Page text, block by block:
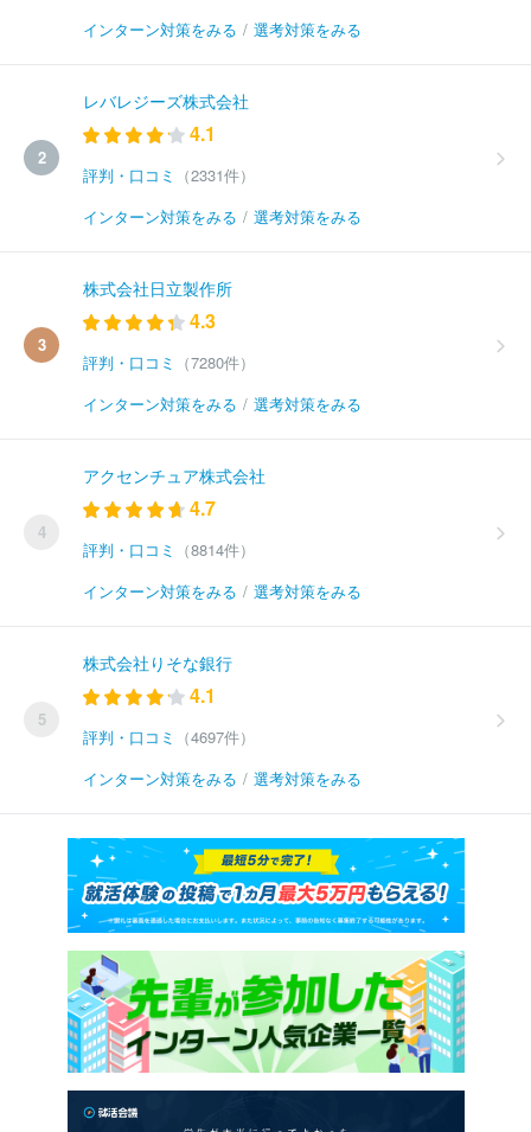
インターン対策をみる / 選考対策をみる
2
レバレジーズ株式会社
4.1
評判・口コミ
（2331件）
インターン対策をみる / 選考対策をみる
3
株式会社日立製作所
4.3
評判・口コミ
（7280件）
インターン対策をみる / 選考対策をみる
4
アクセンチュア株式会社
4.7
評判・口コミ
（8814件）
インターン対策をみる / 選考対策をみる
5
株式会社りそな銀行
4.1
評判・口コミ
（4697件）
インターン対策をみる / 選考対策をみる